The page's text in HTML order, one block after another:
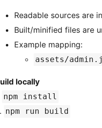
Readable sources are
Built/minified files are
Example mapping:
assets/
locally
npm install
npm run build